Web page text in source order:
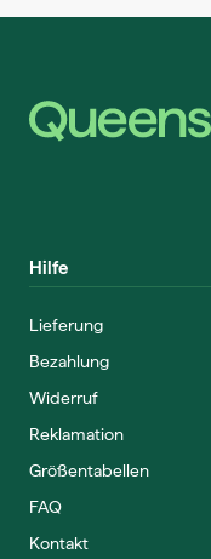
Hilfe
Lieferung
Bezahlung
Widerruf
Reklamation
Größentabellen
FAQ
Kontakt